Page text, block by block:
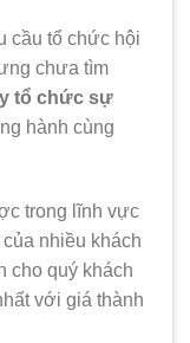
cầu tổ chức hội
chưa tìm
tổ chức sự
hành cùng
trong lĩnh vực
nhiều khách
cho quý khách
với giá thành